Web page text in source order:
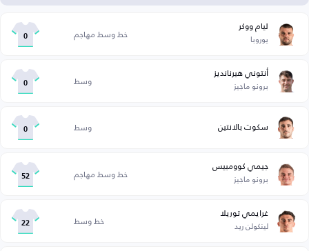
ليام ووكر
يوروبا خط وسط مهاجم 0
أنتوني هيرنانديز
برونو ماجيز وسط 0
سكوت بالانتين وسط 0
جيمي كوومبيس
برونو ماجيز خط وسط مهاجم 52
غرايمي توريلا
لينكولن ريد خط وسط 22